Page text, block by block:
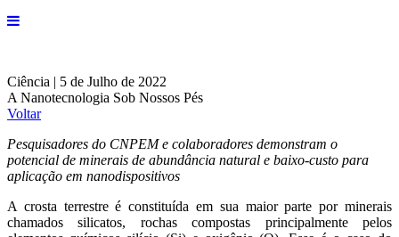
Ciência | 5 de Julho de 2022
A Nanotecnologia Sob Nossos Pés
Voltar
Pesquisadores do CNPEM e colaboradores demonstram o
potencial de minerais de abundância natural e baixo-custo para
aplicação em nanodispositivos
A crosta terrestre é constituída em sua maior parte por minerais
chamados silicatos, rochas compostas principalmente pelos